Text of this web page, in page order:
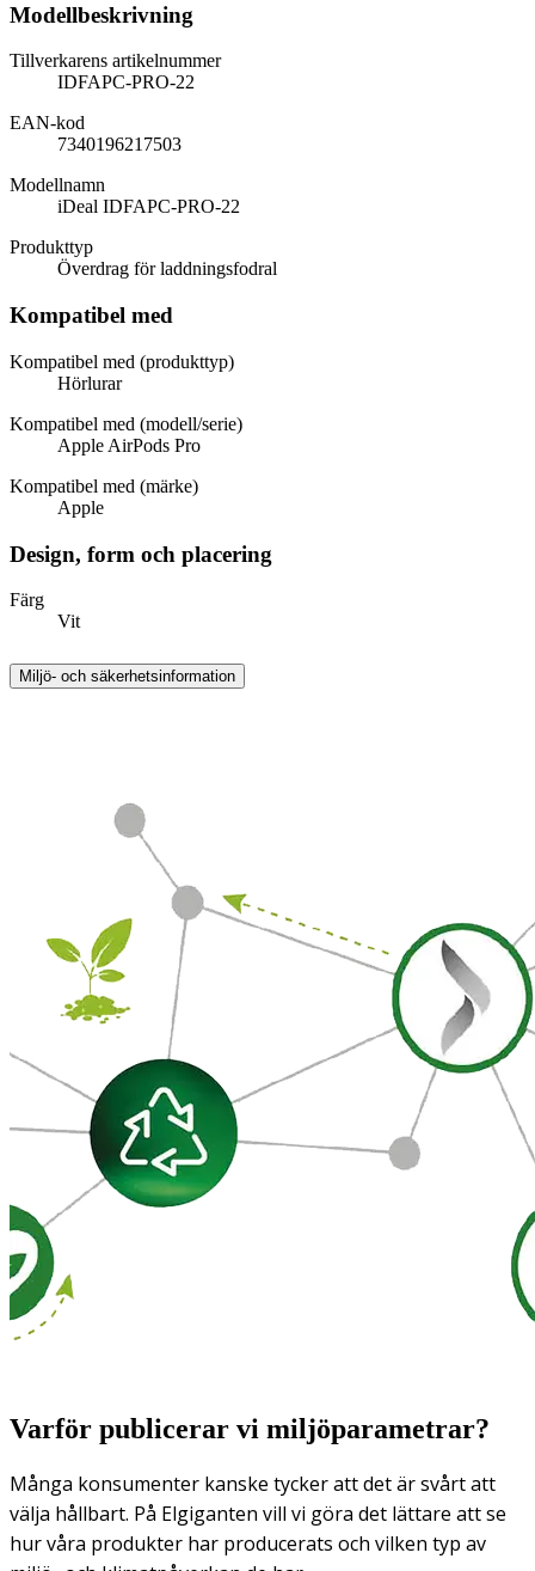
Modellbeskrivning
Tillverkarens artikelnummer
IDFAPC-PRO-22
EAN-kod
7340196217503
Modellnamn
iDeal IDFAPC-PRO-22
Produkttyp
Överdrag för laddningsfodral
Kompatibel med
Kompatibel med (produkttyp)
Hörlurar
Kompatibel med (modell/serie)
Apple AirPods Pro
Kompatibel med (märke)
Apple
Design, form och placering
Färg
Vit
Miljö- och säkerhetsinformation
Varför publicerar vi miljöparametrar?
Många konsumenter kanske tycker att det är svårt att
välja hållbart. På Elgiganten vill vi göra det lättare att se
hur våra produkter har producerats och vilken typ av